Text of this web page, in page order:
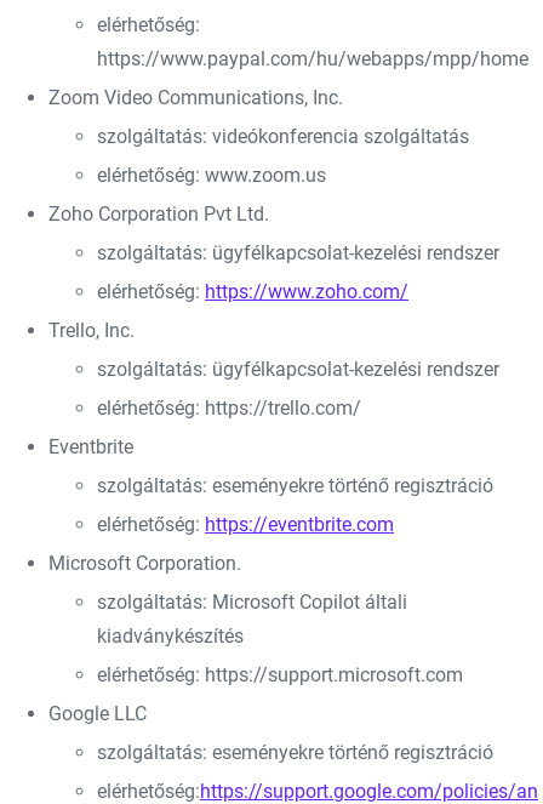
elérhetőség:
https://www.paypal.com/hu/webapps/mpp/home
Zoom Video Communications, Inc.
szolgáltatás: videókonferencia szolgáltatás
elérhetőség: www.zoom.us
Zoho Corporation Pvt Ltd.
szolgáltatás: ügyfélkapcsolat-kezelési rendszer
elérhetőség: https://www.zoho.com/
Trello, Inc.
szolgáltatás: ügyfélkapcsolat-kezelési rendszer
elérhetőség: https://trello.com/
Eventbrite
szolgáltatás: eseményekre történő regisztráció
elérhetőség: https://eventbrite.com
Microsoft Corporation.
szolgáltatás: Microsoft Copilot általi
kiadványkészítés
elérhetőség: https://support.microsoft.com
Google LLC
szolgáltatás: eseményekre történő regisztráció
elérhetőség:https://support.google.com/policies/an